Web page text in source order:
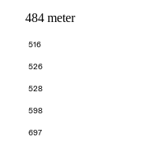
484 meter
516
526
528
598
697